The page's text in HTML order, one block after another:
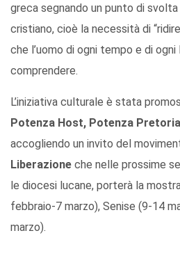
greca segnando un punto di svolta
cristiano, cioè la necessità di
che l’uomo di ogni tempo e di
comprendere.
L’iniziativa culturale è stata
Potenza Host, Potenza
accogliendo un invito del
Liberazione che nelle prossime
le diocesi lucane, porterà la
febbraio-7 marzo), Senise (9-14
marzo).